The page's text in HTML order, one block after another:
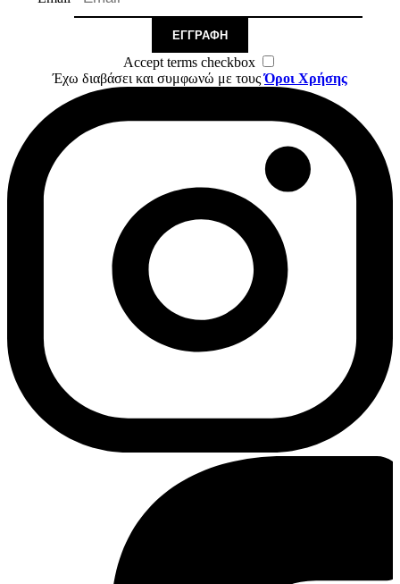
ΕΓΓΡΑΦΉ
Accept terms checkbox
Έχω διαβάσει και συμφωνώ με τουςΌροι Χρήσης